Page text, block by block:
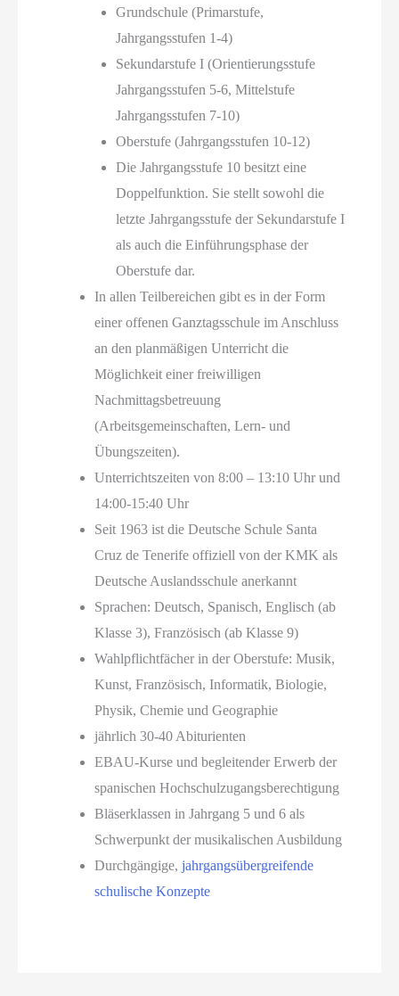
Grundschule (Primarstufe,
Jahrgangsstufen 1-4)
Sekundarstufe I (Orientierungsstufe
Jahrgangsstufen 5-6, Mittelstufe
Jahrgangsstufen 7-10)
Oberstufe (Jahrgangsstufen 10-12)
Die Jahrgangsstufe 10 besitzt eine
Doppelfunktion. Sie stellt sowohl die
letzte Jahrgangsstufe der Sekundarstufe I
als auch die Einführungsphase der
Oberstufe dar.
In allen Teilbereichen gibt es in der Form
einer offenen Ganztagsschule im Anschluss
an den planmäßigen Unterricht die
Möglichkeit einer freiwilligen
Nachmittagsbetreuung
(Arbeitsgemeinschaften, Lern- und
Übungszeiten).
Unterrichtszeiten von 8:00 – 13:10 Uhr und
14:00-15:40 Uhr
Seit 1963 ist die Deutsche Schule Santa
Cruz de Tenerife offiziell von der KMK als
Deutsche Auslandsschule anerkannt
Sprachen: Deutsch, Spanisch, Englisch (ab
Klasse 3), Französisch (ab Klasse 9)
Wahlpflichtfächer in der Oberstufe: Musik,
Kunst, Französisch, Informatik, Biologie,
Physik, Chemie und Geographie
jährlich 30-40 Abiturienten
EBAU-Kurse und begleitender Erwerb der
spanischen Hochschulzugangsberechtigung
Bläserklassen in Jahrgang 5 und 6 als
Schwerpunkt der musikalischen Ausbildung
Durchgängige,jahrgangsübergreifende
schulische Konzepte